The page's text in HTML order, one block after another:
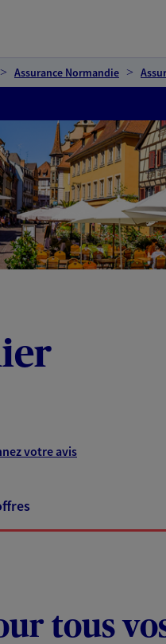
Assurance Normandie
votre avis
tous